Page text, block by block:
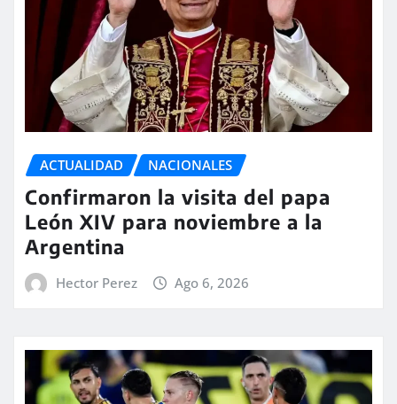
ACTUALIDAD NACIONALES
Confirmaron la visita del papa
León XIV para noviembre a la
Argentina
Hector Perez Ago 6, 2026